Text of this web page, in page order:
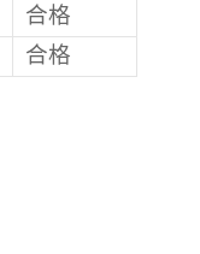
合格
合格